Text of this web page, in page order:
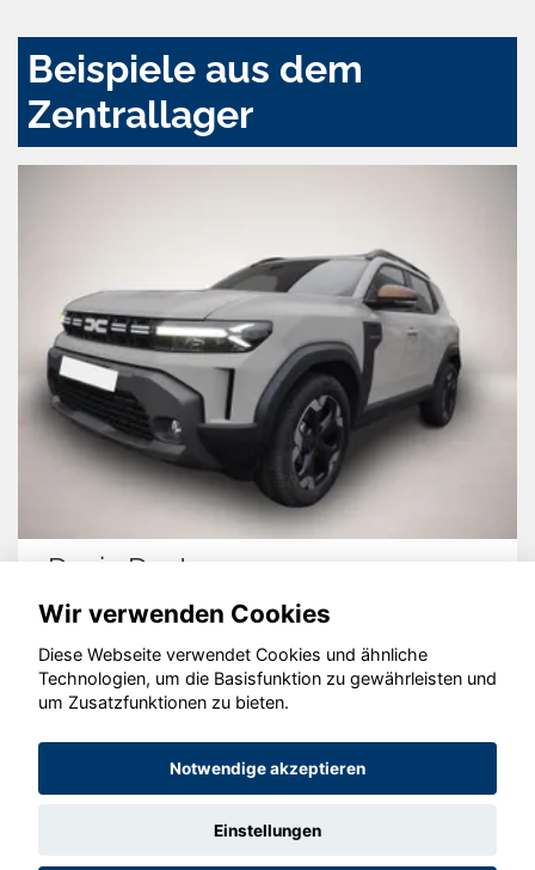
Beispiele aus dem
Zentrallager
Nissan
© konjunkturmotor.de GmbH 2020 - 2026
Wir verwenden Cookies
Diese Webseite verwendet Cookies und ähnliche
Technologien, um die Basisfunktion zu gewährleisten und
um Zusatzfunktionen zu bieten.
Notwendige akzeptieren
Einstellungen